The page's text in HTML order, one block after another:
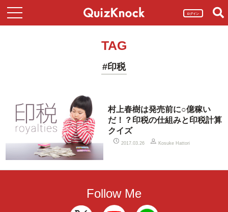
ログイン
TAG
#印税
村上春樹は発売前に○億稼い
だ！？印税の仕組みと印税計算
クイズ
2017.03.26 Kosuke Hattori
Follow Me